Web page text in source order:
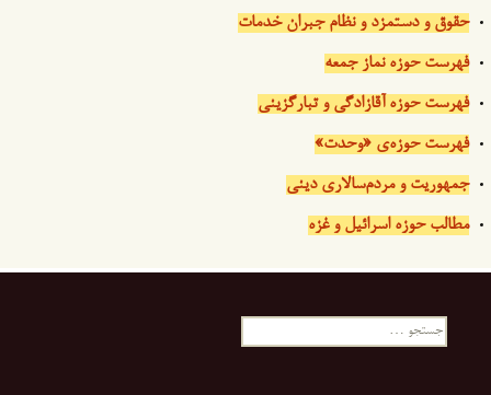
حقوق و دستمزد و نظام جبران خدمات
فهرست حوزه نماز جمعه
فهرست حوزه آقازادگی و تبارگزینی
فهرست حوزه‌ی «وحدت»
جمهوریت و مردم‌سالاری دینی
مطالب حوزه اسرائیل و غزه
جستجو